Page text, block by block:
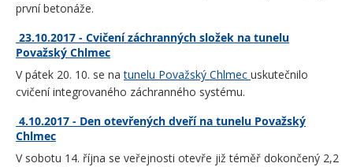
první betonáže.
23.10.2017 - Cvičení záchranných složek na tunelu
Považský Chlmec
V pátek 20. 10. se natunelu Považský Chlmec uskutečnilo
cvičení integrovaného záchranného systému.
4.10.2017 - Den otevřených dveří na tunelu Považský
Chlmec
V sobotu 14. října se veřejnosti otevře již téměř dokončený 2,2